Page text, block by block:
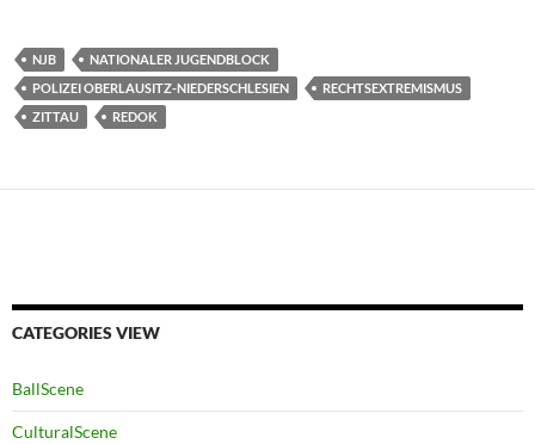
NJB
NATIONALER JUGENDBLOCK
POLIZEI OBERLAUSITZ-NIEDERSCHLESIEN
RECHTSEXTREMISMUS
ZITTAU
REDOK
CATEGORIES VIEW
BallScene
CulturalScene